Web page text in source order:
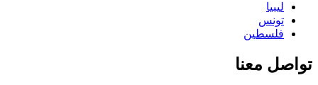
ليبيا
تونس
فلسطين
تواصل معنا